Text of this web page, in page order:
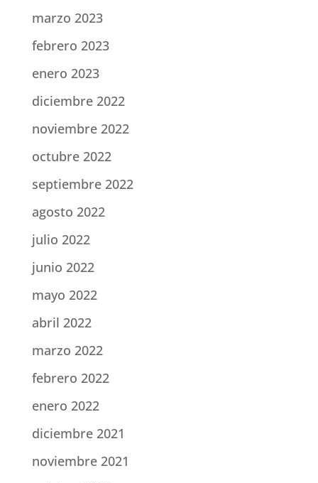
marzo 2023
febrero 2023
enero 2023
diciembre 2022
noviembre 2022
octubre 2022
septiembre 2022
agosto 2022
julio 2022
junio 2022
mayo 2022
abril 2022
marzo 2022
febrero 2022
enero 2022
diciembre 2021
noviembre 2021